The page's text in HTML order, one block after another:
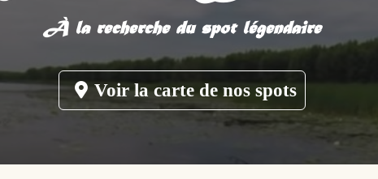
À la recherche du spot légendaire
Voir la carte de nos spots